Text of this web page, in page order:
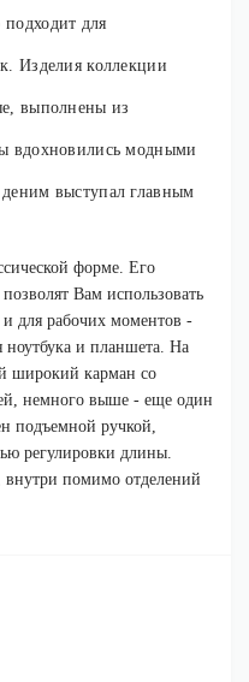
подходит для
Изделия коллекции
выполнены из
вдохновились модными
выступал главным
форме. Его
Вам использовать
и для рабочих моментов -
ноутбука и планшета. На
широкий карман со
немного выше - еще один
подъемной ручкой,
регулировки длины.
внутри помимо отделений